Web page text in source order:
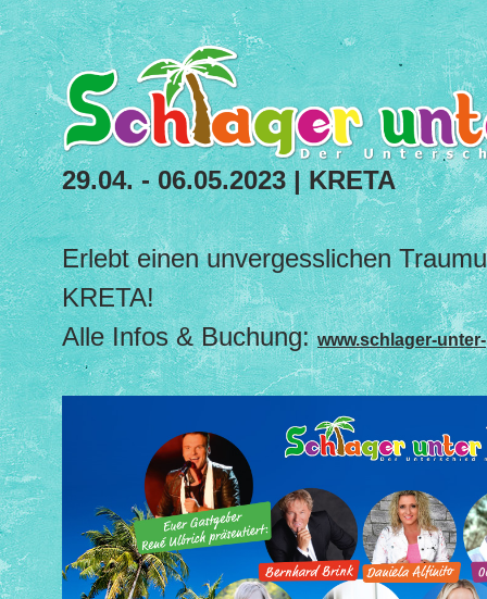
29.04. - 06.05.2023 | KRETA
Erlebt einen unvergesslichen
KRETA!
Alle Infos & Buchung:www.schlager-